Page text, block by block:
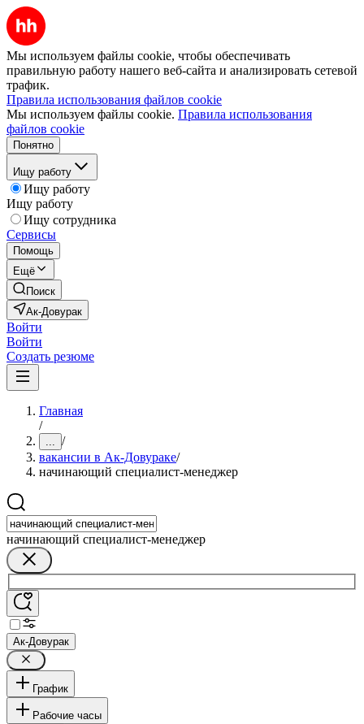
Мы используем файлы cookie, чтобы обеспечивать
правильную работу нашего веб-сайта и анализировать сетевой
трафик.
Правила использования файлов cookie
Мы используем файлы cookie. Правила использования
файлов cookie
Понятно
Ищу работу
Ищу работу
Ищу работу
Ищу сотрудника
Сервисы
Помощь
Ещё
Поиск
Ак-Довурак
Войти
Войти
Создать резюме
Главная
/
... /
вакансии в Ак-Довураке/
начинающий специалист-менеджер
начинающий специалист-менеджер
Ак-Довурак
График
Рабочие часы